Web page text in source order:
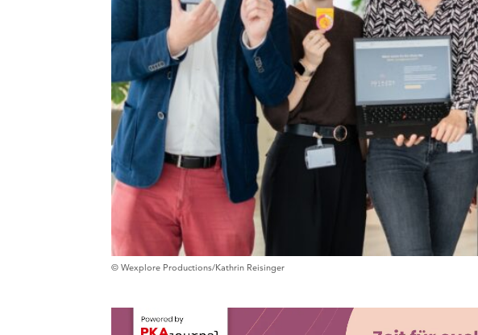
© Wexplore Productions/Kathrin Reisinger